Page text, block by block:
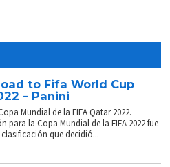
to Fifa World Cup
– Panini
Mundial de la FIFA Qatar 2022.
para la Copa Mundial de la FIFA 2022 fue
que decidió...